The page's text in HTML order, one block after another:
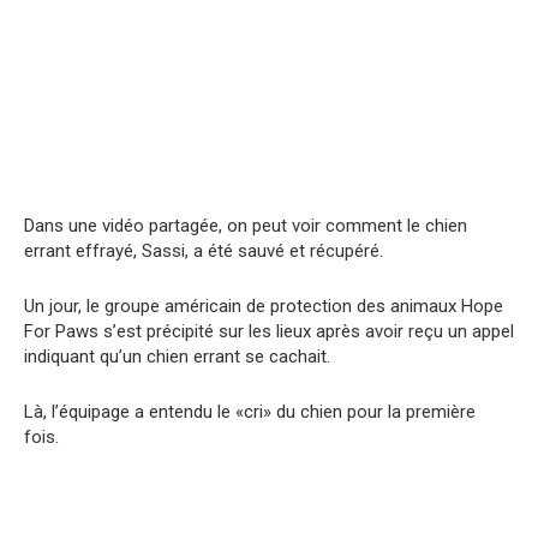
Dans une vidéo partagée, on peut voir comment le chien
errant effrayé, Sassi, a été sauvé et récupéré.
Un jour, le groupe américain de protection des animaux Hоpe
For Paws s’est précipité sur les lieux après avoir reçu un appel
indiquant qu’un chien errant se cachait.
Là, l’équipage a entendu le «cri» du chien pour la première
fois.